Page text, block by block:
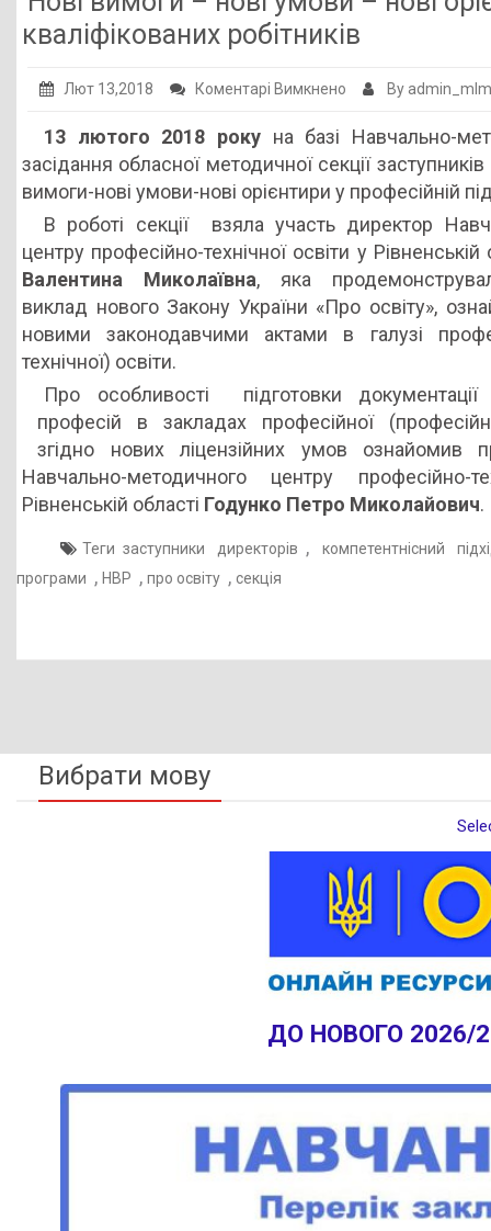
Публічна інформація
Галерея
НМЦ ПТО України
кваліфікованих робітників
Лют 13,2018 Коментарі Вимкнено до
вимоги
–
нові
умови
–
нові
орієнтири
у
підготовці
кваліфікованих
робітників
By admin_mlm
13 лютого 2018 року на базі Навчально-
засідання обласної методичної секції
вимоги-нові умови-нові орієнтири у професійній
В роботі секції взяла участь директор
центру професійно-технічної освіти у
Валентина Миколаївна, яка
виклад нового Закону України «Про освіту»,
новими законодавчими актами в галузі
технічної) освіти.
Про особливості підготовки
професій в закладах професійної
згідно нових ліцензійних умов ознайомив
Навчально-методичного центру професійно-
Рівненській області Годунко Петро Миколайович.
Теги заступники директорів ,
компетентнісний
програми , НВР , про освіту , секція
Вибрати мову
ДО НОВОГО 2026/